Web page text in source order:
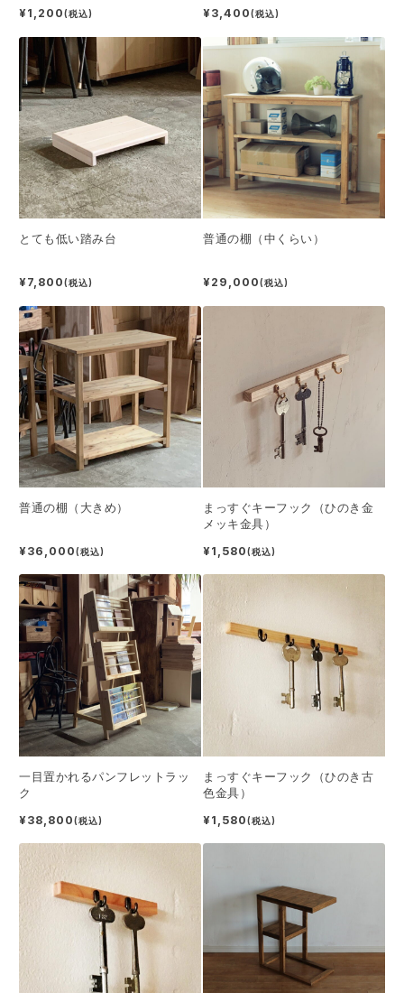
¥1,200(税込) ¥3,400(税込)
とても低い踏み台
¥7,800(税込)
普通の棚（中くらい）
¥29,000(税込)
普通の棚（大きめ）
¥36,000(税込)
まっすぐキーフック（ひのき金
メッキ金具）
¥1,580(税込)
一目置かれるパンフレットラッ
ク
¥38,800(税込)
まっすぐキーフック（ひのき古
色金具）
¥1,580(税込)